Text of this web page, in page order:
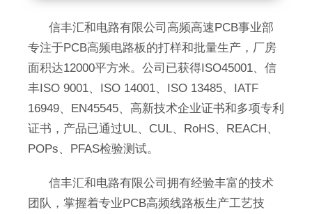
信丰汇和电路有限公司高频高速PCB事业部
专注于PCB高频电路板的打样和批量生产，厂房
面积达12000平方米。公司已获得ISO45001、信
丰ISO 9001、ISO 14001、ISO 13485、 IATF
16949、EN45545、 高新技术企业证书和多项专利
证书， 产品已通过UL、CUL、RoHS、REACH、
POPs、PFAS检验测试。
信丰汇和电路有限公司拥有经验丰富的技术
团队，掌握着专业PCB高频线路板生产工艺技